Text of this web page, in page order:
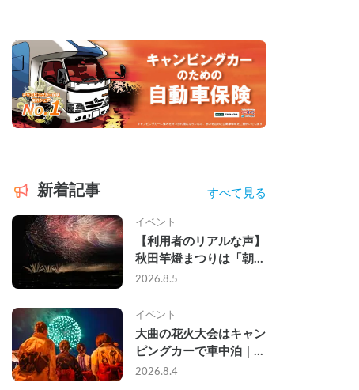
新着記事 すべて見る
イベント
【利用者のリアルな声】
秋田竿燈まつりは「朝か
ら夜まで」の祭り。キャ
組の記録
2026.8.5
イベント
大曲の花火大会はキャン
ピングカーで車中泊｜宿
なし・渋滞なしで楽しむ
2026.8.4